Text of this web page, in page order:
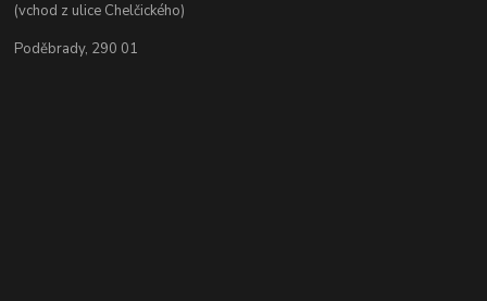
(vchod z ulice Chelčického)
Poděbrady, 290 01